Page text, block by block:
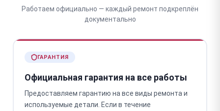
Работаем официально — каждый ремонт подкреплён
документально
ГАРАНТИЯ
Официальная гарантия на все работы
Предоставляем гарантию на все виды ремонта и
используемые детали. Если в течение